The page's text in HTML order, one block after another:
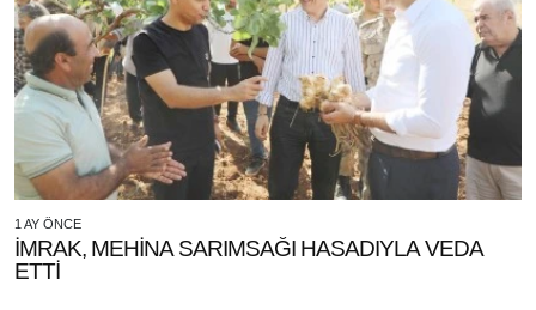
1 AY ÖNCE
İMRAK, MEHİNA SARIMSAĞI HASADIYLA VEDA
ETTİ